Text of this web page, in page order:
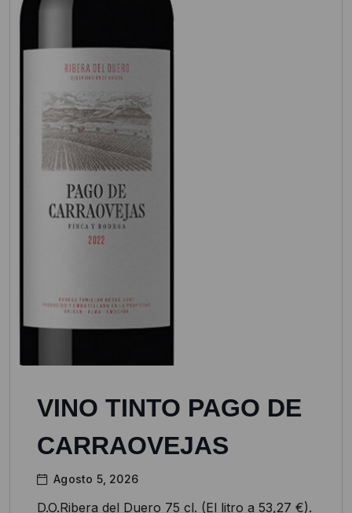
VINO TINTO PAGO DE
CARRAOVEJAS
Agosto 5, 2026
D.O.Ribera del Duero 75 cl. (El litro a 53,27 €).